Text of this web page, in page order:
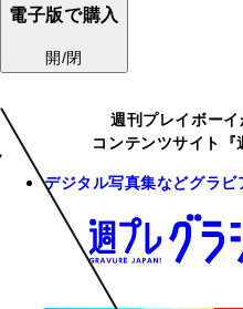
電子版で購入
開/閉
週刊プレイボー
コンテンツサイト『
デジタル写真集などグラビ